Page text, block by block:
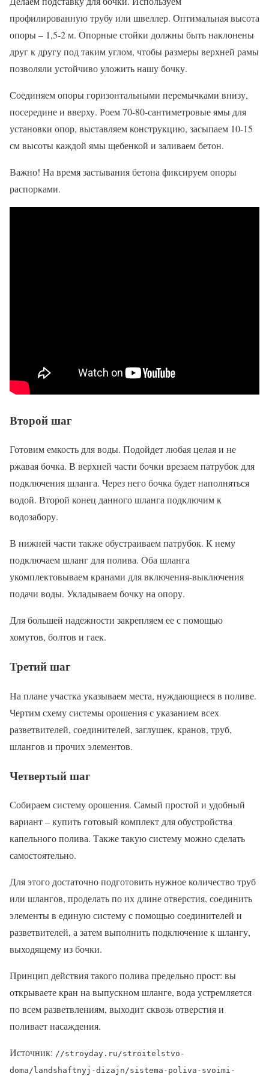
профилированную трубу или швеллер. Оптимальная высота
опоры – 1,5-2 м. Опорные стойки должны быть наклонены
друг к другу под таким углом, чтобы размеры верхней рамы
позволяли устойчиво уложить нашу бочку.
Соединяем опоры горизонтальными перемычками внизу,
посередине и вверху. Роем 70-80-сантиметровые ямы для
установки опор, выставляем конструкцию, засыпаем 10-15
см высоты каждой ямы щебенкой и заливаем бетон.
Важно! На время застывания бетона фиксируем опоры
распорками.
Второй шаг
Готовим емкость для воды. Подойдет любая целая и не
ржавая бочка. В верхней части бочки врезаем патрубок для
подключения шланга. Через него бочка будет наполняться
водой. Второй конец данного шланга подключим к
водозабору.
В нижней части также обустраиваем патрубок. К нему
подключаем шланг для полива. Оба шланга
укомплектовываем кранами для включения-выключения
подачи воды. Укладываем бочку на опору.
Для большей надежности закрепляем ее с помощью
хомутов, болтов и гаек.
Третий шаг
На плане участка указываем места, нуждающиеся в поливе.
Чертим схему системы орошения с указанием всех
разветвителей, соединителей, заглушек, кранов, труб,
шлангов и прочих элементов.
Четвертый шаг
Собираем систему орошения. Самый простой и удобный
вариант – купить готовый комплект для обустройства
капельного полива. Также такую систему можно сделать
самостоятельно.
Для этого достаточно подготовить нужное количество труб
или шлангов, проделать по их длине отверстия, соединить
элементы в единую систему с помощью соединителей и
разветвителей, а затем выполнить подключение к шлангу,
выходящему из бочки.
Принцип действия такого полива предельно прост: вы
открываете кран на выпускном шланге, вода устремляется
по всем разветвлениям, выходит сквозь отверстия и
поливает насаждения.
Источник: //stroyday.ru/stroitelstvo-
doma/landshaftnyj-dizajn/sistema-poliva-svoimi-